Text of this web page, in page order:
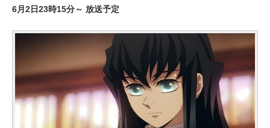
6月2日23時15分～ 放送予定